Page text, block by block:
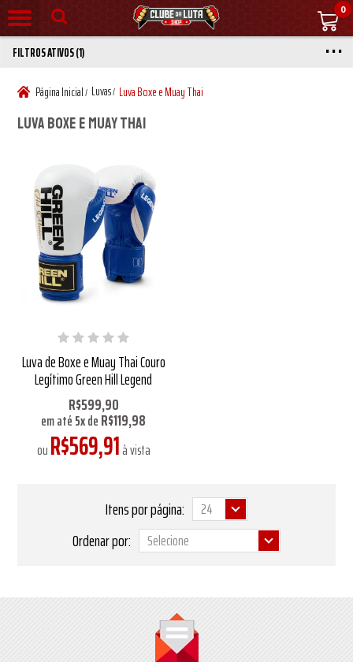
0
Página Inicial/ Luvas/ Luva Boxe e Muay Thai
FILTROS ATIVOS (1)
Luva Boxe e Muay Thai
Luva de Boxe e Muay Thai Couro
Legítimo Green Hill Legend
R$599,90
em até5xdeR$119,98
ouR$569,91à vista
Itens por página:
Ordenar por: